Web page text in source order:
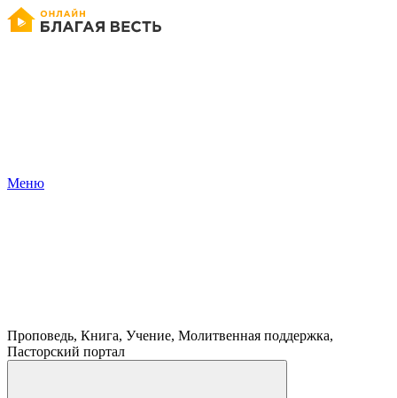
Меню
Проповедь, Книга, Учение, Молитвенная поддержка,
Пасторский портал